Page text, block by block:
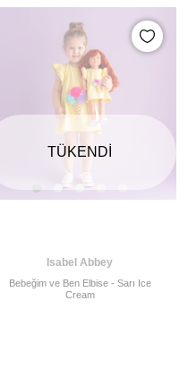
TÜKENDI
Isabel Abbey
Bebeğim ve Ben Elbise - Sarı Ice
Cream